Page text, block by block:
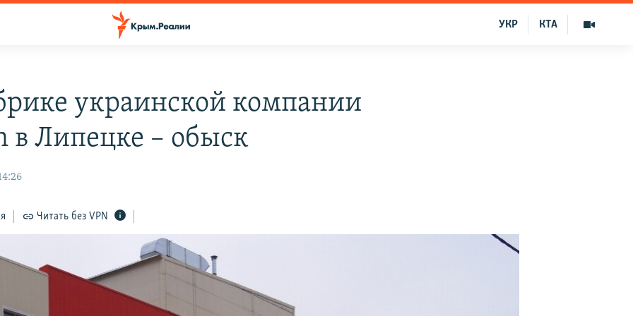
КТА
УКР
украинской компании
в Липецке – обыск
Читать без VPN